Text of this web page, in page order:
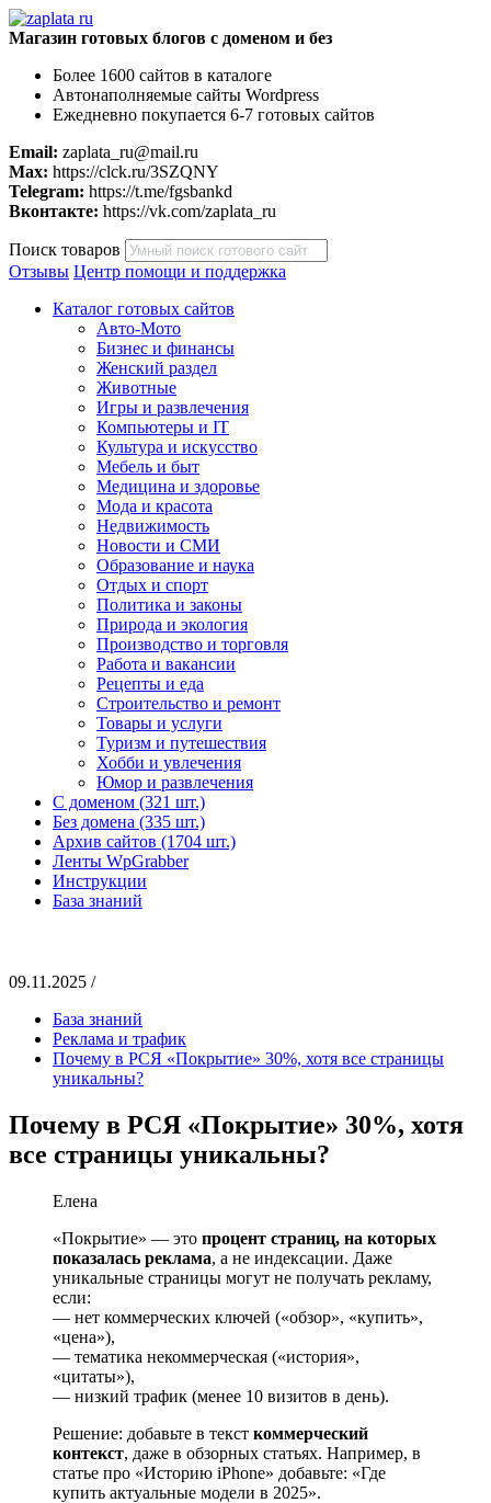
Магазин готовых блогов с доменом и без
Более 1600 сайтов в каталоге
Автонаполняемые сайты Wordpress
Ежедневно покупается 6-7 готовых сайтов
Email: zaplata_ru@mail.ru
Max: https://clck.ru/3SZQNY
Telegram: https://t.me/fgsbankd
Вконтакте: https://vk.com/zaplata_ru
Поиск товаров
Отзывы Центр помощи и поддержка
Каталог готовых сайтов
Авто-Мото
Бизнес и финансы
Женский раздел
Животные
Игры и развлечения
Компьютеры и IT
Культура и искусство
Мебель и быт
Медицина и здоровье
Мода и красота
Недвижимость
Новости и СМИ
Образование и наука
Отдых и спорт
Политика и законы
Природа и экология
Производство и торговля
Работа и вакансии
Рецепты и еда
Строительство и ремонт
Товары и услуги
Туризм и путешествия
Хобби и увлечения
Юмор и развлечения
С доменом (321 шт.)
Без домена (335 шт.)
Архив сайтов (1704 шт.)
Ленты WpGrabber
Инструкции
База знаний
09.11.2025 /
База знаний
Реклама и трафик
Почему в РСЯ «Покрытие» 30%, хотя все страницы
уникальны?
Почему в РСЯ «Покрытие» 30%, хотя
все страницы уникальны?
Елена
«Покрытие» — это процент страниц, на которых
показалась реклама, а не индексации. Даже
уникальные страницы могут не получать рекламу,
если:
— нет коммерческих ключей («обзор», «купить»,
«цена»),
— тематика некоммерческая («история»,
«цитаты»),
— низкий трафик (менее 10 визитов в день).
Решение: добавьте в текст коммерческий
контекст, даже в обзорных статьях. Например, в
статье про «Историю iPhone» добавьте: «Где
купить актуальные модели в 2025».